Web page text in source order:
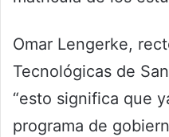
Omar Lengerke,
Tecnológicas de
“esto significa que
programa de